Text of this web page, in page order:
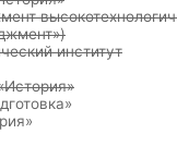
институт